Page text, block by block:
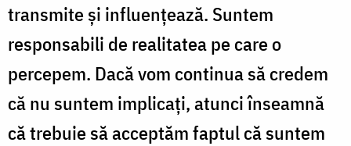
transmite şi influenţează. Suntem
responsabili de realitatea pe care o
percepem. Dacă vom continua să credem
că nu suntem implicaţi, atunci înseamnă
că trebuie să acceptăm faptul că suntem